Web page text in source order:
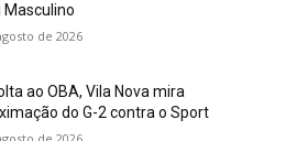
Masculino
de 2026
ao OBA, Vila Nova mira
do G-2 contra o Sport